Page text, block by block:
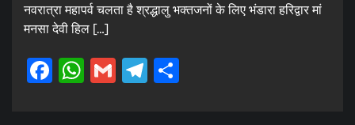
नवरात्रा महापर्व चलता है श्रद्धालु भक्तजनों के लिए भंडारा हरिद्वार मां
मनसा देवी हिल […]
Facebook
WhatsApp
GmailTelegram